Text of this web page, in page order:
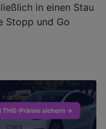
in einen Stau
Stopp und Go